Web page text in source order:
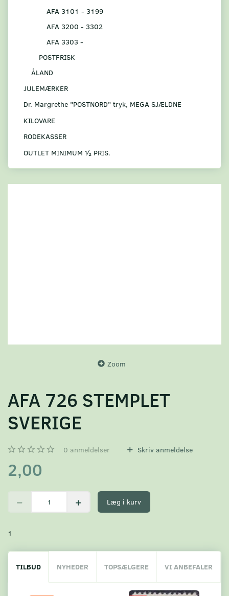
AFA 3101 - 3199
AFA 3200 - 3302
AFA 3303 -
POSTFRISK
ÅLAND
JULEMÆRKER
Dr. Margrethe "POSTNORD" tryk, MEGA SJÆLDNE
KILOVARE
RODEKASSER
OUTLET MINIMUM ½ PRIS.
Zoom
AFA 726 STEMPLET
SVERIGE
0 anmeldelser Skriv anmeldelse
2,00
Læg i kurv
1
TILBUD NYHEDER TOPSÆLGERE VI ANBEFALER